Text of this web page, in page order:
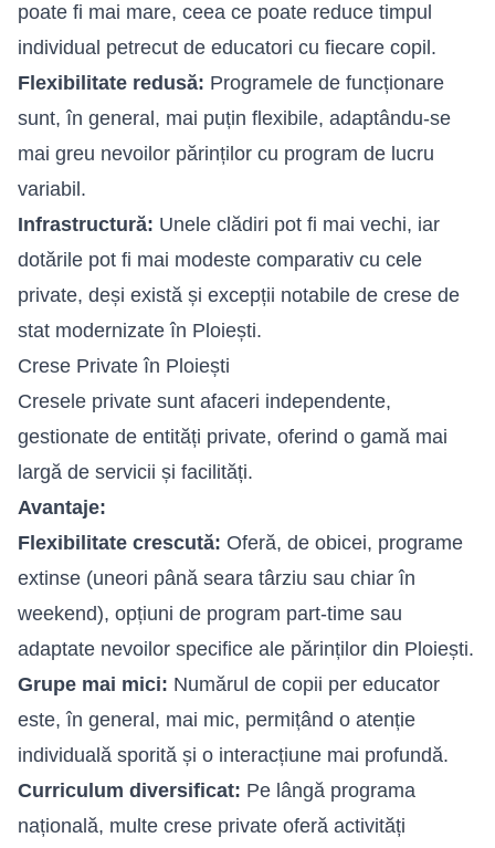
poate fi mai mare, ceea ce poate reduce timpul
individual petrecut de educatori cu fiecare copil.
Flexibilitate redusă: Programele de funcționare
sunt, în general, mai puțin flexibile, adaptându-se
mai greu nevoilor părinților cu program de lucru
variabil.
Infrastructură: Unele clădiri pot fi mai vechi, iar
dotările pot fi mai modeste comparativ cu cele
private, deși există și excepții notabile de crese de
stat modernizate în Ploiești.
Crese Private în Ploiești
Cresele private sunt afaceri independente,
gestionate de entități private, oferind o gamă mai
largă de servicii și facilități.
Avantaje:
Flexibilitate crescută: Oferă, de obicei, programe
extinse (uneori până seara târziu sau chiar în
weekend), opțiuni de program part-time sau
adaptate nevoilor specifice ale părinților din Ploiești.
Grupe mai mici: Numărul de copii per educator
este, în general, mai mic, permițând o atenție
individuală sporită și o interacțiune mai profundă.
Curriculum diversificat: Pe lângă programa
națională, multe crese private oferă activități